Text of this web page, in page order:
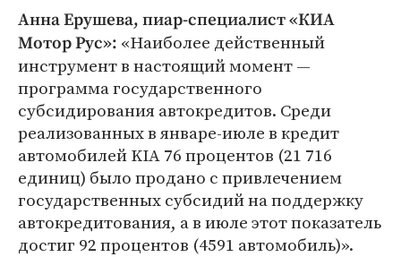
Анна Ерушева, пиар-специалист «КИА
Мотор Рус»: «Наиболее действенный
инструмент в настоящий момент —
программа государственного
субсидирования автокредитов. Среди
реализованных в январе-июле в кредит
автомобилей KIA 76 процентов (21 716
единиц) было продано с привлечением
государственных субсидий на поддержку
автокредитования, а в июле этот показатель
достиг 92 процентов (4591 автомобиль)».